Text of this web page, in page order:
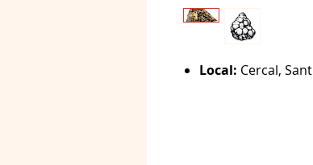
Local: Cercal,